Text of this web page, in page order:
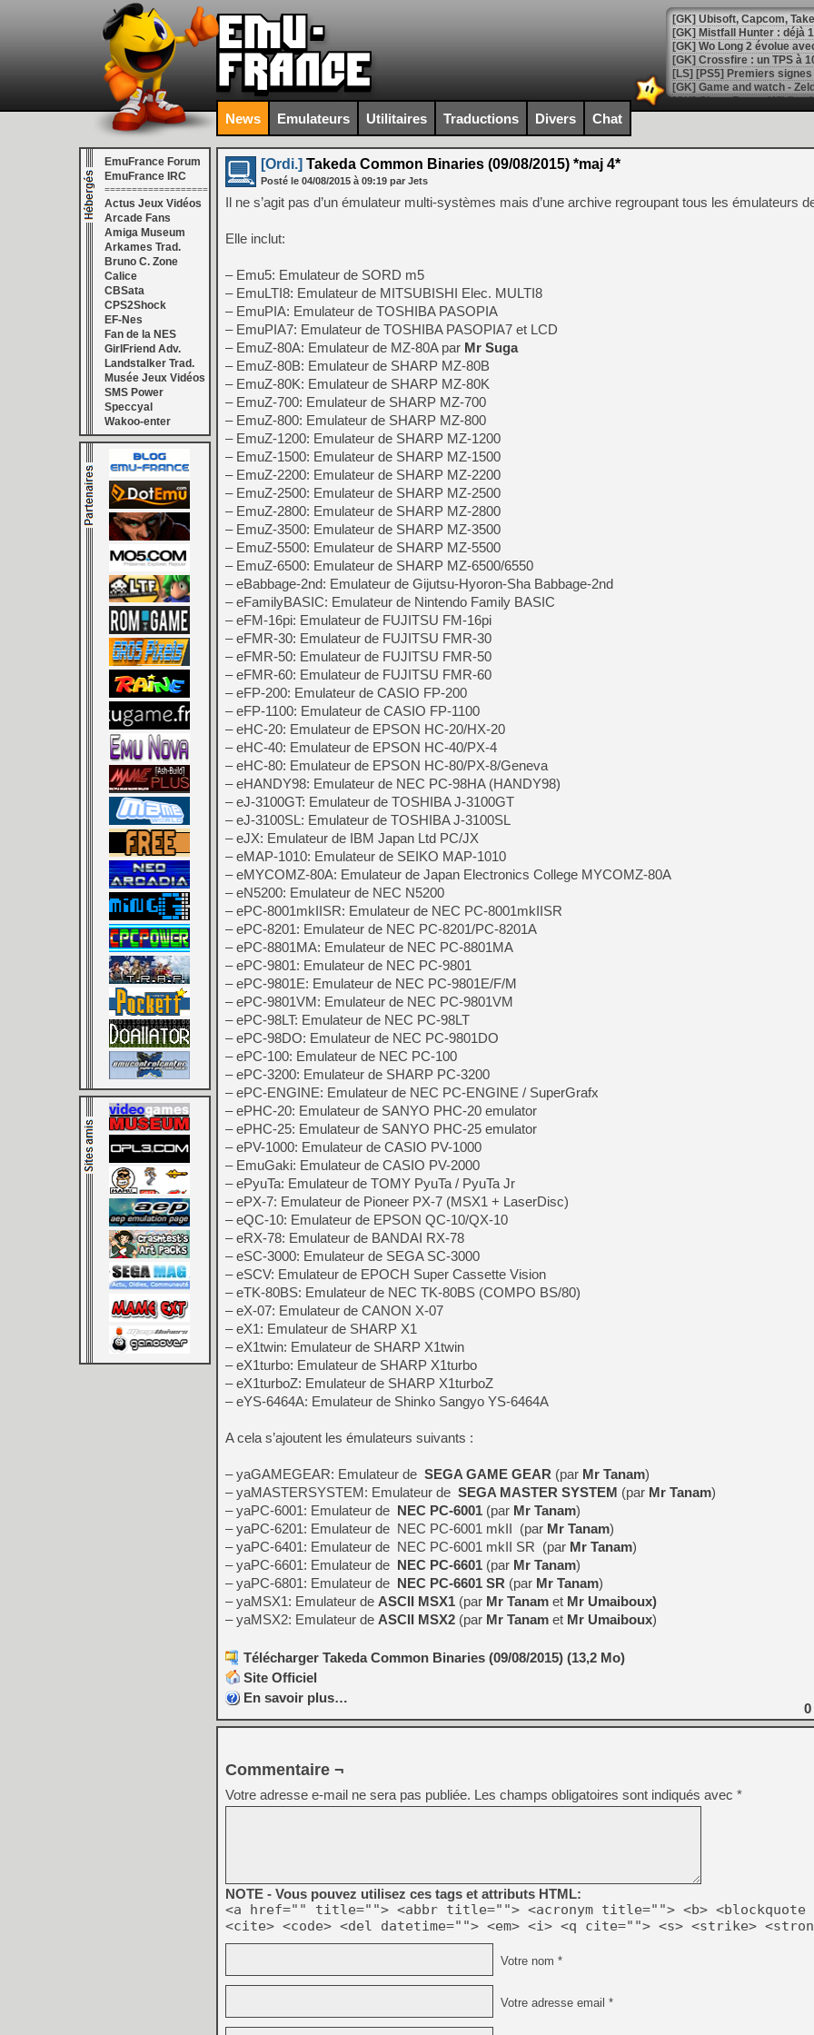
[GK] Mistfall Hunter : déjà
[GK] Wo Long 2 évolue
[GK] Crossfire : un TPS à
[LS] [PS5] Premiers
[Mo5] DOOM arrive en
[GK] Bethesda fête les 30
[GK] Roblox : l'action en
[GK] Agenda - GeForce
[LS] [PS5] ps5-y2jb-
[GK] Pourquoi Marvel
[GK] Test : Restory : Chill
[GK] GTA 6 : Rockstar
[GK] Hot Wheels Infinite
[GK] Mémoire cash -
[GK] Résultats Nintendo :
[GK] Déjà des
[Mo5] Brickboy cherche à
[GK] Minecraft et ses «
[GK] Beast of
[GK] Mémoire cash -
[GK] Dan Houser (GTA)
[GK] Comment EA Sports
[GK] Crimson Moon : un
[GK] Isle of Reveries : le
[GK] Moonlighter 2 : The
[GK] Capcom relance
[Mo5] Deux inédits du
News Emulateurs Utilitaires Traductions Divers Chat
EmuFrance Forum
EmuFrance IRC
===================
Actus Jeux Vidéos
Arcade Fans
Amiga Museum
Arkames Trad.
Bruno C. Zone
Calice
CBSata
CPS2Shock
EF-Nes
Fan de la NES
GirlFriend Adv.
Landstalker Trad.
Musée Jeux Vidéos
SMS Power
Speccyal
Wakoo-enter
[Ordi.] Takeda Common Binaries (09/08/2015) *maj 4*
Posté le 04/08/2015 à 09:19 par Jets
Il ne s’agit pas d’un émulateur multi-systèmes mais d’une archive regroupant tous les émulateurs
Elle inclut:
– Emu5: Emulateur de SORD m5
– EmuLTI8: Emulateur de MITSUBISHI Elec. MULTI8
– EmuPIA: Emulateur de TOSHIBA PASOPIA
– EmuPIA7: Emulateur de TOSHIBA PASOPIA7 et LCD
– EmuZ-80A: Emulateur de MZ-80A par Mr Suga
– EmuZ-80B: Emulateur de SHARP MZ-80B
– EmuZ-80K: Emulateur de SHARP MZ-80K
– EmuZ-700: Emulateur de SHARP MZ-700
– EmuZ-800: Emulateur de SHARP MZ-800
– EmuZ-1200: Emulateur de SHARP MZ-1200
– EmuZ-1500: Emulateur de SHARP MZ-1500
– EmuZ-2200: Emulateur de SHARP MZ-2200
– EmuZ-2500: Emulateur de SHARP MZ-2500
– EmuZ-2800: Emulateur de SHARP MZ-2800
– EmuZ-3500: Emulateur de SHARP MZ-3500
– EmuZ-5500: Emulateur de SHARP MZ-5500
– EmuZ-6500: Emulateur de SHARP MZ-6500/6550
– eBabbage-2nd: Emulateur de Gijutsu-Hyoron-Sha Babbage-2nd
– eFamilyBASIC: Emulateur de Nintendo Family BASIC
– eFM-16pi: Emulateur de FUJITSU FM-16pi
– eFMR-30: Emulateur de FUJITSU FMR-30
– eFMR-50: Emulateur de FUJITSU FMR-50
– eFMR-60: Emulateur de FUJITSU FMR-60
– eFP-200: Emulateur de CASIO FP-200
– eFP-1100: Emulateur de CASIO FP-1100
– eHC-20: Emulateur de EPSON HC-20/HX-20
– eHC-40: Emulateur de EPSON HC-40/PX-4
– eHC-80: Emulateur de EPSON HC-80/PX-8/Geneva
– eHANDY98: Emulateur de NEC PC-98HA (HANDY98)
– eJ-3100GT: Emulateur de TOSHIBA J-3100GT
– eJ-3100SL: Emulateur de TOSHIBA J-3100SL
– eJX: Emulateur de IBM Japan Ltd PC/JX
– eMAP-1010: Emulateur de SEIKO MAP-1010
– eMYCOMZ-80A: Emulateur de Japan Electronics College MYCOMZ-80A
– eN5200: Emulateur de NEC N5200
– ePC-8001mkIISR: Emulateur de NEC PC-8001mkIISR
– ePC-8201: Emulateur de NEC PC-8201/PC-8201A
– ePC-8801MA: Emulateur de NEC PC-8801MA
– ePC-9801: Emulateur de NEC PC-9801
– ePC-9801E: Emulateur de NEC PC-9801E/F/M
– ePC-9801VM: Emulateur de NEC PC-9801VM
– ePC-98LT: Emulateur de NEC PC-98LT
– ePC-98DO: Emulateur de NEC PC-9801DO
– ePC-100: Emulateur de NEC PC-100
– ePC-3200: Emulateur de SHARP PC-3200
– ePC-ENGINE: Emulateur de NEC PC-ENGINE / SuperGrafx
– ePHC-20: Emulateur de SANYO PHC-20 emulator
– ePHC-25: Emulateur de SANYO PHC-25 emulator
– ePV-1000: Emulateur de CASIO PV-1000
– EmuGaki: Emulateur de CASIO PV-2000
– ePyuTa: Emulateur de TOMY PyuTa / PyuTa Jr
– ePX-7: Emulateur de Pioneer PX-7 (MSX1 + LaserDisc)
– eQC-10: Emulateur de EPSON QC-10/QX-10
– eRX-78: Emulateur de BANDAI RX-78
– eSC-3000: Emulateur de SEGA SC-3000
– eSCV: Emulateur de EPOCH Super Cassette Vision
– eTK-80BS: Emulateur de NEC TK-80BS (COMPO BS/80)
– eX-07: Emulateur de CANON X-07
– eX1: Emulateur de SHARP X1
– eX1twin: Emulateur de SHARP X1twin
– eX1turbo: Emulateur de SHARP X1turbo
– eX1turboZ: Emulateur de SHARP X1turboZ
– eYS-6464A: Emulateur de Shinko Sangyo YS-6464A
A cela s’ajoutent les émulateurs suivants :
– yaGAMEGEAR: Emulateur de SEGA GAME GEAR (par Mr Tanam)
– yaMASTERSYSTEM: Emulateur de SEGA MASTER SYSTEM (par Mr Tanam)
– yaPC-6001: Emulateur de NEC PC-6001 (par Mr Tanam)
– yaPC-6201: Emulateur de NEC PC-6001 mkII (par Mr Tanam)
– yaPC-6401: Emulateur de NEC PC-6001 mkII SR (par Mr Tanam)
– yaPC-6601: Emulateur de NEC PC-6601 (par Mr Tanam)
– yaPC-6801: Emulateur de NEC PC-6601 SR (par Mr Tanam)
– yaMSX1: Emulateur de ASCII MSX1 (par Mr Tanam et Mr Umaiboux)
– yaMSX2: Emulateur de ASCII MSX2 (par Mr Tanam et Mr Umaiboux)
Télécharger Takeda Common Binaries (09/08/2015) (13,2 Mo)
Site Officiel
En savoir plus…
0
Commentaire ¬
Votre adresse e-mail ne sera pas publiée. Les champs obligatoires sont indiqués avec *
NOTE - Vous pouvez utilisez ces tags et attributs HTML:
<a href="" title=""> <abbr title=""> <acronym title=""> <b> <blockquote
<cite> <code> <del datetime=""> <em> <i> <q cite=""> <s> <strike>
Votre nom *
Votre adresse email *